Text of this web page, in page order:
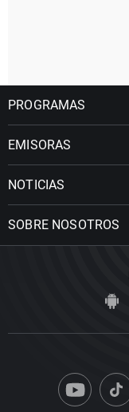
PROGRAMAS
EMISORAS
NOTICIAS
SOBRE NOSOTROS